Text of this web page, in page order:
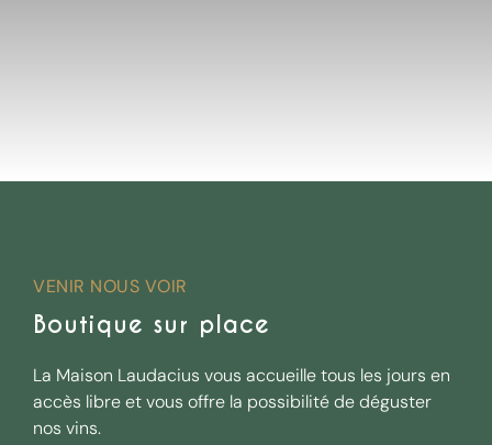
VENIR NOUS VOIR
Boutique sur place
La Maison Laudacius vous accueille tous les jours en
accès libre et vous offre la possibilité de déguster
nos vins.